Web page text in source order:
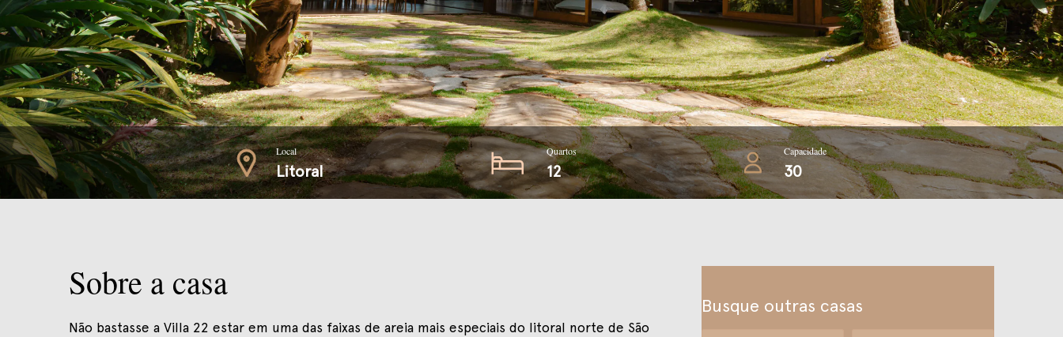
Local
Litoral
Quartos
12
Capacidade
30
Sobre a casa
Não bastasse a Villa 22 estar em uma das faixas de areia mais especiais do litoral norte de São
Busque outras casas